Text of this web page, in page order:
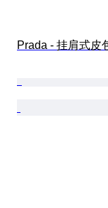
Prada - 挂肩式皮